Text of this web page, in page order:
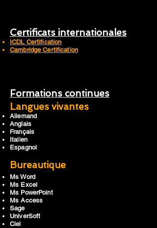
Certificats internationales
ICDL Certification
Cambridge Certification
Formations continues
Langues vivantes
Allemand
Anglais
Français
Italien
Espagnol
Bureautique
Ms Word
Ms Excel
Ms PowerPoint
Ms Access
Sage
UniverSoft
Ciel